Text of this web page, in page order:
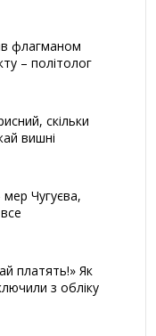
флагманом
– політолог
скільки
вишні
Чугуєва,
платять!» Як
з обліку